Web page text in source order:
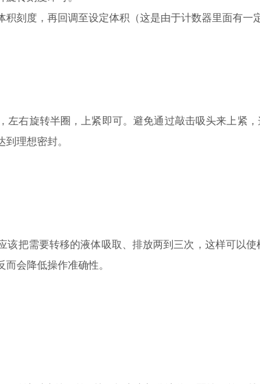
刻度，再回调至设定体积（这是由于计数器里面有一
左右旋转半圈，上紧即可。避免通过敲击吸头来上
理想密封。
该把需要转移的液体吸取、排放两到三次，这样可以
会降低操作准确性。